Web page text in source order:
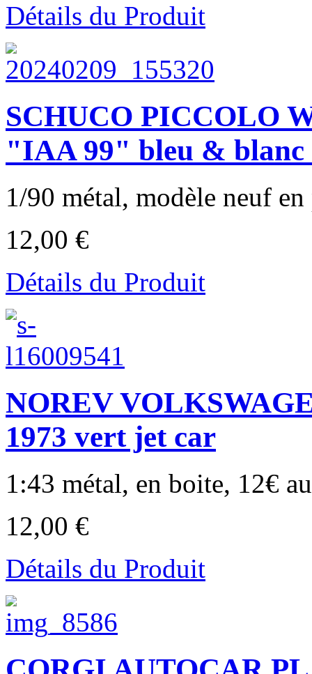
Détails du Produit
SCHUCO PICCOLO
"IAA 99" bleu & blanc
1/90 métal, modèle neuf
12,00 €
Détails du Produit
NOREV
1973 vert jet car
1:43 métal, en boite, 12€
12,00 €
Détails du Produit